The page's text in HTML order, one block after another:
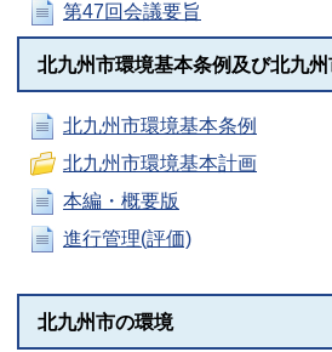
第47回会議要旨
北九州市環境基本条例及び北九
北九州市環境基本条例
北九州市環境基本計画
本編・概要版
進行管理(評価)
北九州市の環境